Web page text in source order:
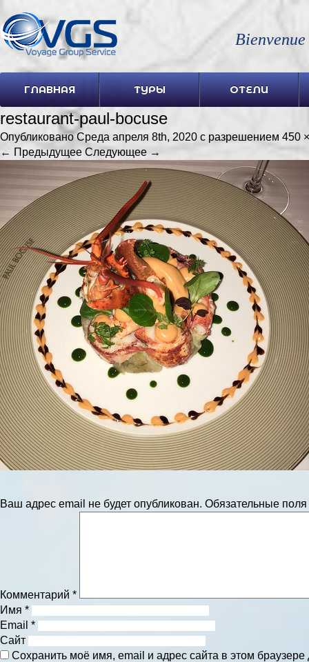
ГЛАВНАЯ ТУРЫ ОТЕЛИ
restaurant-paul-bocuse
ОпубликованоСреда апреля 8th, 2020 с разрешением 450
← Предыдущее Следующее →
Ваш адрес email не будет опубликован. Обязательные
Комментарий *
Имя *
Email *
Сайт
Сохранить моё имя, email и адрес сайта в этом